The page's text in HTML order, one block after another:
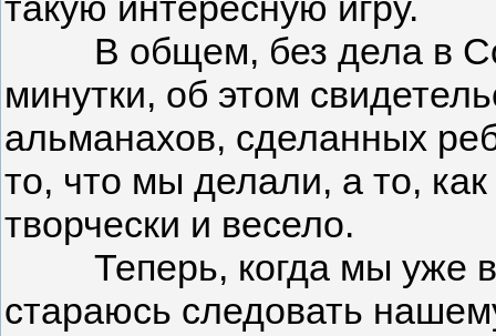
В общем, без дела в
минутки, об этом
альманахов, сделанных
то, что мы делали, а то,
творчески и весело.
Теперь, когда мы уже
стараюсь следовать